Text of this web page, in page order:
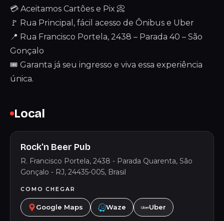
💳 Aceitamos Cartões e Pix 📀
🚩 Rua Principal, fácil acesso de Ônibus e Uber
📍 Rua Francisco Portela, 2438 – Parada 40 – São
Gonçalo
🎟 Garanta já seu ingresso e viva essa experiência
única.
Local
Rock'n Beer Pub
R. Francisco Portela, 2438 - Parada Quarenta, São
Gonçalo - RJ, 24435-005, Brasil
COMO CHEGAR
Google Maps Waze Uber